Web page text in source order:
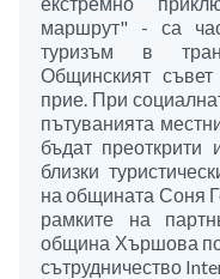
маршрут" - са
туризъм в
Общинският
прие. При
пътуванията
бъдат
близки
на общината Соня
рамките на
община Хършова по
сътрудничество